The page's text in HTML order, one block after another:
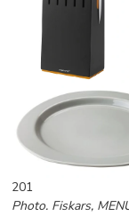
201
Photo. Fiskars,